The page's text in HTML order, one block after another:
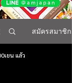
ツ สมัครสมาชิก
เยน แล้ว